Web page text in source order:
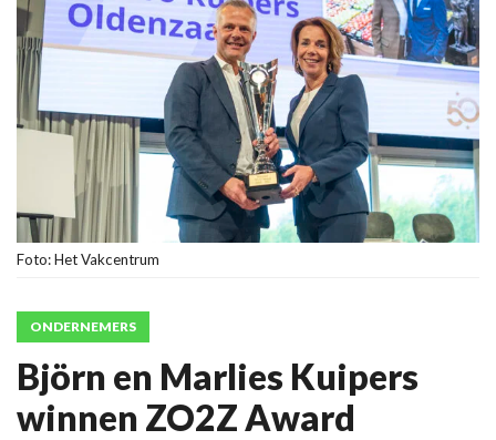
Foto: Het Vakcentrum
ONDERNEMERS
Björn en Marlies Kuipers
winnen ZO2Z Award